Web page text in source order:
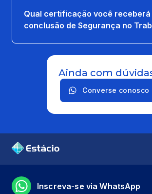
FISIOLOGIA DAS DOÊNÇAS
GERENCIAMENTO DE RISCOS
AMBIENTAIS E BIOSSEGURANÇA
8 horas
LEGISLAÇÃO E NORMAS TÉC. EM
SEGURANÇA DO TRABALHO
Qual certificação você receberá
conclusão de Segurança no
Ainda com
Converse conosco
Inscreva-se via WhatsApp